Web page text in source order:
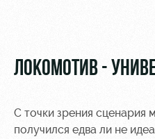
МГН
ЛОКОМОТИВ -
С точки зрения сценария
получился едва ли не